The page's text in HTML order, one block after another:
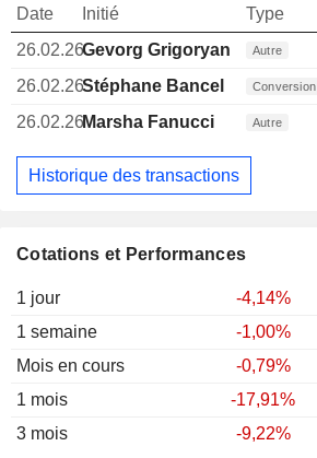
Cotations et Performances
1 jour
-4,14%
1 semaine
-1,00%
Mois en cours
-0,79%
1 mois
-17,91%
3 mois
-9,22%
Date Initié Type
26.02.26Gevorg Grigoryan Autre
26.02.26Stéphane Bancel Conversion
26.02.26Marsha Fanucci Autre
Historique des transactions